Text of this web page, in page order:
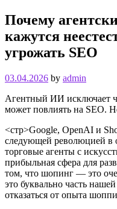
Почему
кажутся
угрожать SEO
03.04.2026 by admin
Агентный ИИ исключает
может повлиять на SEO.
<стр>Google, OpenAI и
следующей революцией в
торговые агенты с
прибыльная сфера для
том, что шопинг — это
это буквально часть
отказаться от опыта